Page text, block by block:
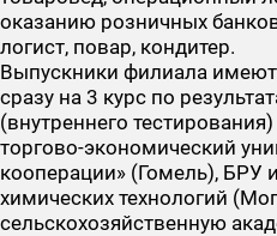
оказанию розничных
логист, повар, кондитер.
Выпускники филиала
сразу на 3 курс по
(внутреннего
торгово-экономический
кооперации» (Гомель), БРУ
химических технологий
сельскохозяйственную